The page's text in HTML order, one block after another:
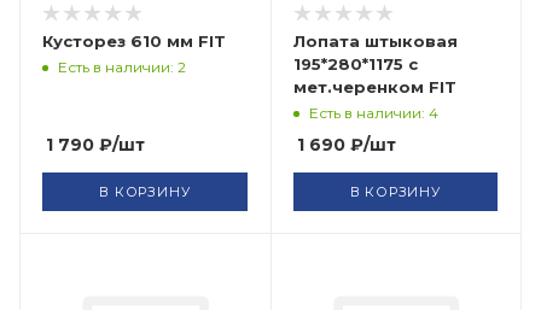
Кусторез 610 мм FIT
Есть в наличии: 2
1 790 ₽/шт
В КОРЗИНУ
Лопата штыковая
195*280*1175 с
мет.черенком FIT
Есть в наличии: 4
1 690₽/шт
В КОРЗИНУ